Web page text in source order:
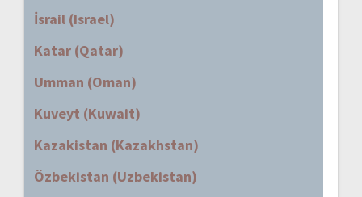
İsrail (Israel)
Katar (Qatar)
Umman (Oman)
Kuveyt (Kuwait)
Kazakistan (Kazakhstan)
Özbekistan (Uzbekistan)